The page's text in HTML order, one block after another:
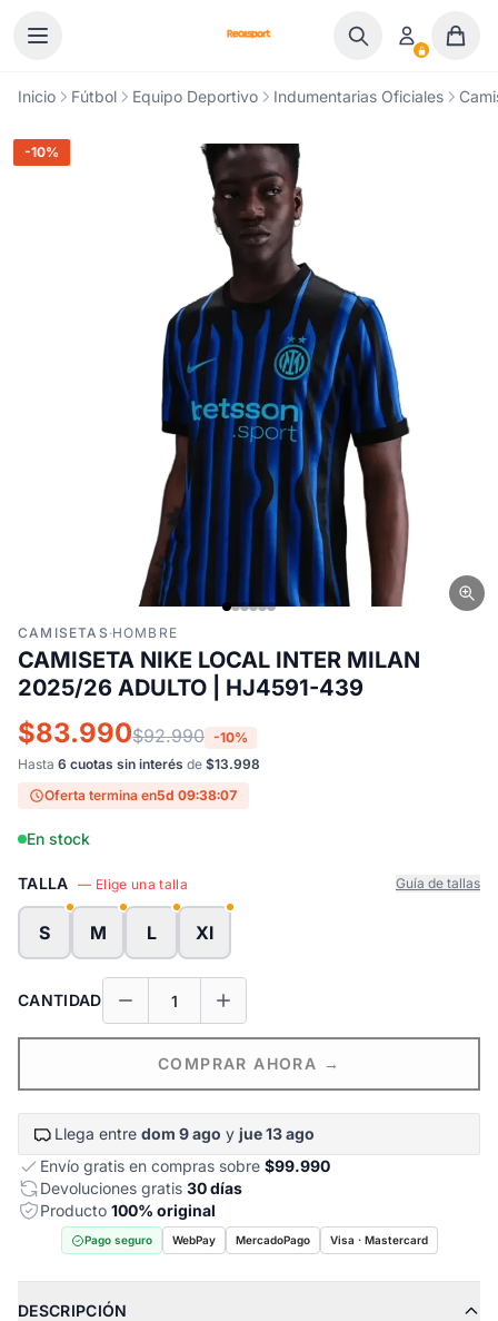
Inicio Fútbol Equipo Deportivo Indumentarias Oficiales
-10%
CAMISETAS ·HOMBRE
CAMISETA NIKE LOCAL INTER MILAN
2025/26 ADULTO | HJ4591-439
$83.990$92.990 -10%
Hasta 6 cuotas sin interés de $13.998
Oferta termina en5d 09:38:06
En stock
TALLA — Elige una talla Guía de tallas
S M L Xl
CANTIDAD
COMPRAR AHORA →
Llega entre dom 9 ago y jue 13 ago
Envío gratis en compras sobre $99.990
Devoluciones gratis 30 días
Producto 100% original
Pago seguro WebPay MercadoPago Visa · Mastercard
DESCRIPCIÓN